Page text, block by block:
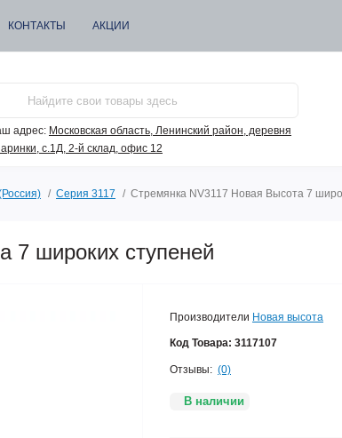
КОНТАКТЫ АКЦИИ
адрес: Московская область, Ленинский район, деревня
с.1Д, 2-й склад, офис 12
Серия 3117 Стремянка NV3117 Новая Высота 7
7 широких ступеней
Производители Новая высота
Код Товара: 3117107
Отзывы: (0)
В наличии